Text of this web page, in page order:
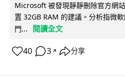
Microsoft 被發現靜靜刪除官方網
置 32GB RAM 的建議。分析指微
門...
閱讀全文
40 3 ↗ 分享